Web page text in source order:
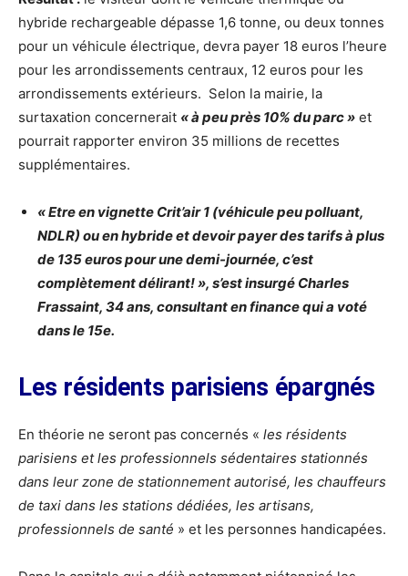
hybride rechargeable dépasse 1,6 tonne, ou deux tonnes
pour un véhicule électrique, devra payer 18 euros l’heure
pour les arrondissements centraux, 12 euros pour les
arrondissements extérieurs. Selon la mairie, la
surtaxation concernerait « à peu près 10% du parc » et
pourrait rapporter environ 35 millions de recettes
supplémentaires.
« Etre en vignette Crit’air 1 (véhicule peu polluant,
NDLR) ou en hybride et devoir payer des tarifs à plus
de 135 euros pour une demi-journée, c’est
complètement délirant! », s’est insurgé Charles
Frassaint, 34 ans, consultant en finance qui a voté
dans le 15e.
Les résidents parisiens épargnés
En théorie ne seront pas concernés « les résidents
parisiens et les professionnels sédentaires stationnés
dans leur zone de stationnement autorisé, les chauffeurs
de taxi dans les stations dédiées, les artisans,
professionnels de santé » et les personnes handicapées.